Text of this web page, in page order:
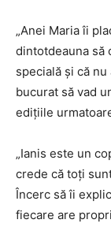
„Anei Maria îi
dintotdeauna să
specială și că
bucurat să vad
edițiile
„Ianis este un
crede că toți
Încerc să îi
fiecare are